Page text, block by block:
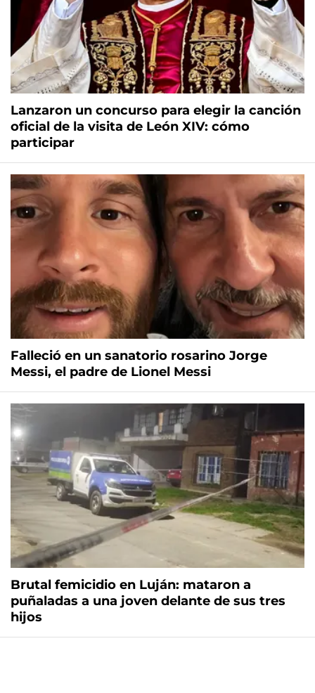
Lanzaron un concurso para elegir la canción
oficial de la visita de León XIV: cómo
participar
Falleció en un sanatorio rosarino Jorge
Messi, el padre de Lionel Messi
Brutal femicidio en Luján: mataron a
puñaladas a una joven delante de sus tres
hijos